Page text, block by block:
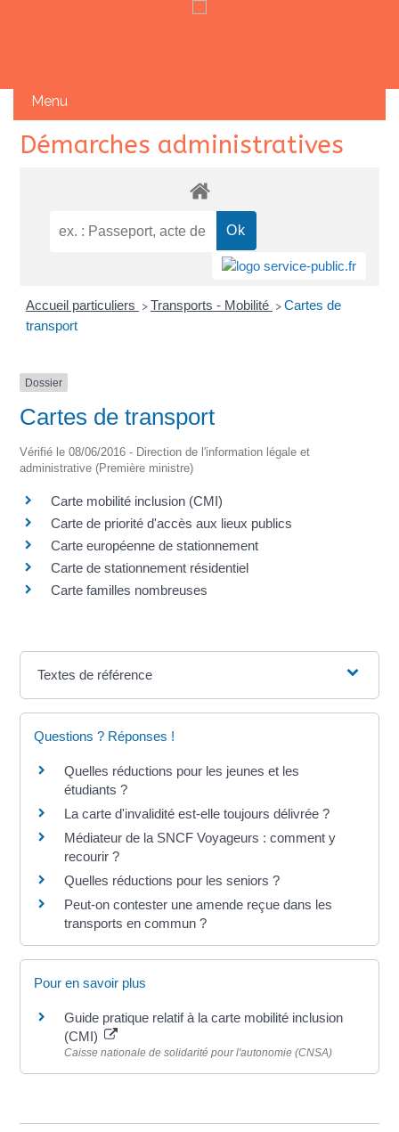
SkipDémarches administratives
Accueil particuliers > Transports - Mobilité > Cartes de
transport
Dossier
Cartes de transport
Vérifié le 08/06/2016 - Direction de l'information légale et
administrative (Première ministre)
Carte mobilité inclusion (CMI)
Carte de priorité d'accès aux lieux publics
Carte européenne de stationnement
Carte de stationnement résidentiel
Carte familles nombreuses
Textes de référence
Questions ? Réponses !
Quelles réductions pour les jeunes et les
étudiants ?
La carte d'invalidité est-elle toujours délivrée ?
Médiateur de la SNCF Voyageurs : comment y
recourir ?
Quelles réductions pour les seniors ?
Peut-on contester une amende reçue dans les
transports en commun ?
Pour en savoir plus
Guide pratique relatif à la carte mobilité inclusion
(CMI)
Caisse nationale de solidarité pour l'autonomie (CNSA)